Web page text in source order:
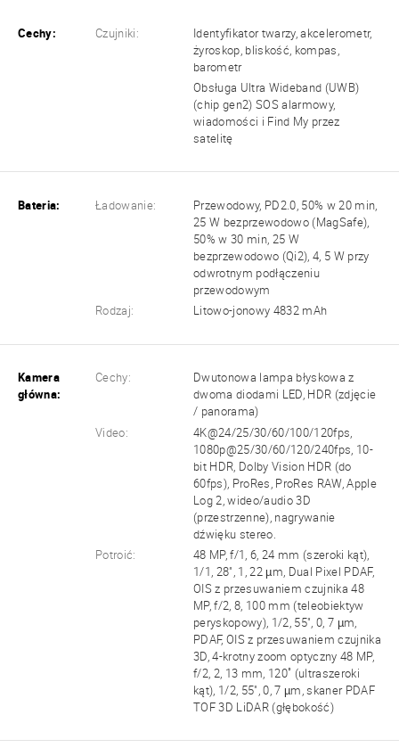
Cechy: Czujniki:
Identyfikator twarzy, akcelerometr,
żyroskop, bliskość, kompas,
barometr
Obsługa Ultra Wideband (UWB)
(chip gen2) SOS alarmowy,
wiadomości i Find My przez
satelitę
Bateria: Ładowanie:
Przewodowy, PD2.0, 50% w 20 min,
25 W bezprzewodowo (MagSafe),
50% w 30 min, 25 W
bezprzewodowo (Qi2), 4, 5 W przy
odwrotnym podłączeniu
przewodowym
Rodzaj:
Litowo-jonowy 4832 mAh
Kamera
główna:
Cechy:
Dwutonowa lampa błyskowa z
dwoma diodami LED, HDR (zdjęcie
/ panorama)
Video:
4K@24/25/30/60/100/120fps,
1080p@25/30/60/120/240fps, 10-
bit HDR, Dolby Vision HDR (do
60fps), ProRes, ProRes RAW, Apple
Log 2, wideo/audio 3D
(przestrzenne), nagrywanie
dźwięku stereo.
Potroić:
48 MP, f/1, 6, 24 mm (szeroki kąt),
1/1, 28", 1, 22 µm, Dual Pixel PDAF,
OIS z przesuwaniem czujnika 48
MP, f/2, 8, 100 mm (teleobiektyw
peryskopowy), 1/2, 55", 0, 7 µm,
PDAF, OIS z przesuwaniem czujnika
3D, 4-krotny zoom optyczny 48 MP,
f/2, 2, 13 mm, 120˚ (ultraszeroki
kąt), 1/2, 55", 0, 7 µm, skaner PDAF
TOF 3D LiDAR (głębokość)